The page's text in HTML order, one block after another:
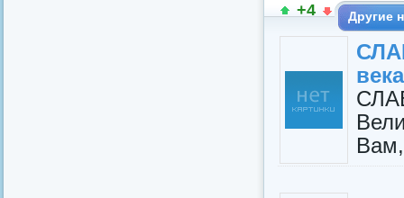
+4 Другие